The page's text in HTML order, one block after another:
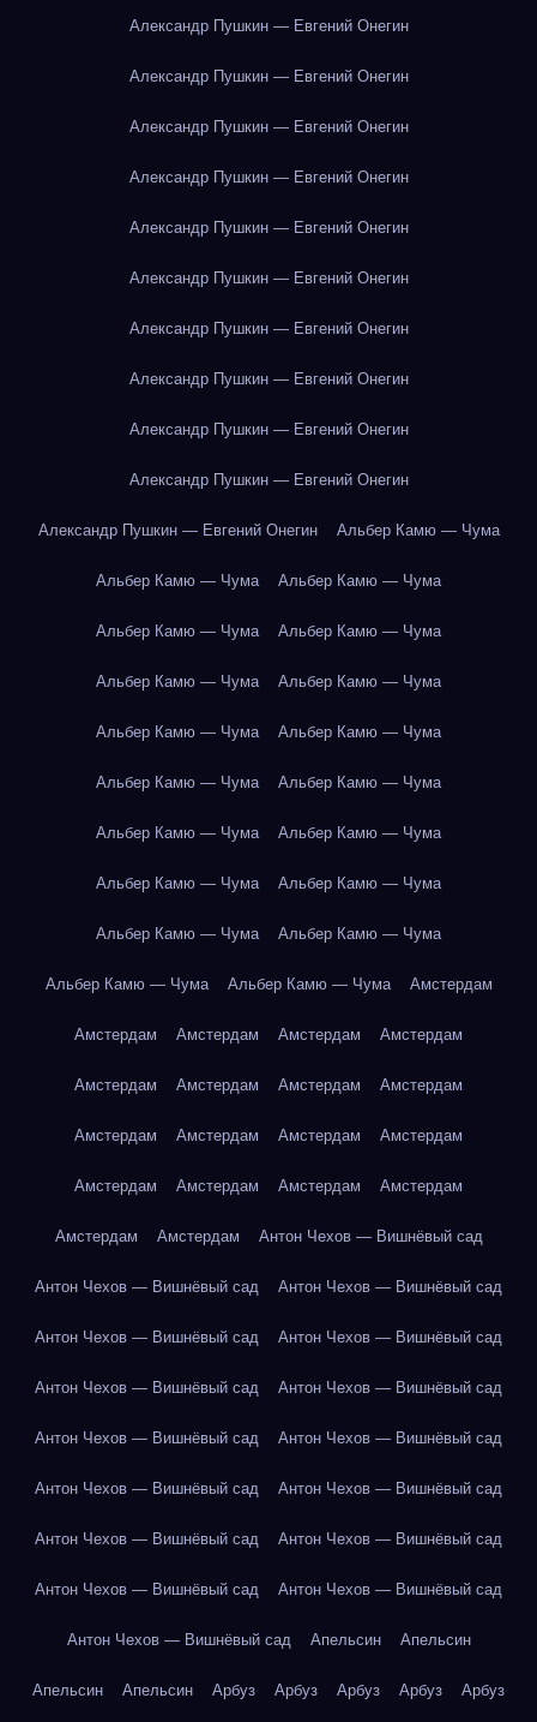
Александр Пушкин — Евгений Онегин
Александр Пушкин — Евгений Онегин
Александр Пушкин — Евгений Онегин
Александр Пушкин — Евгений Онегин
Александр Пушкин — Евгений Онегин
Александр Пушкин — Евгений Онегин
Александр Пушкин — Евгений Онегин
Александр Пушкин — Евгений Онегин
Александр Пушкин — Евгений Онегин
Александр Пушкин — Евгений Онегин
Александр Пушкин — Евгений Онегин Альбер Камю — Чума
Альбер Камю — Чума Альбер Камю — Чума
Альбер Камю — Чума Альбер Камю — Чума
Альбер Камю — Чума Альбер Камю — Чума
Альбер Камю — Чума Альбер Камю — Чума
Альбер Камю — Чума Альбер Камю — Чума
Альбер Камю — Чума Альбер Камю — Чума
Альбер Камю — Чума Альбер Камю — Чума
Альбер Камю — Чума Альбер Камю — Чума
Альбер Камю — Чума Альбер Камю — Чума Амстердам
Амстердам Амстердам Амстердам Амстердам
Амстердам Амстердам Амстердам Амстердам
Амстердам Амстердам Амстердам Амстердам
Амстердам Амстердам Амстердам Амстердам
Амстердам Амстердам Антон Чехов — Вишнёвый сад
Антон Чехов — Вишнёвый сад Антон Чехов — Вишнёвый сад
Антон Чехов — Вишнёвый сад Антон Чехов — Вишнёвый сад
Антон Чехов — Вишнёвый сад Антон Чехов — Вишнёвый сад
Антон Чехов — Вишнёвый сад Антон Чехов — Вишнёвый сад
Антон Чехов — Вишнёвый сад Антон Чехов — Вишнёвый сад
Антон Чехов — Вишнёвый сад Антон Чехов — Вишнёвый сад
Антон Чехов — Вишнёвый сад Антон Чехов — Вишнёвый сад
Антон Чехов — Вишнёвый сад Апельсин Апельсин
Апельсин Апельсин Арбуз Арбуз Арбуз Арбуз Арбуз